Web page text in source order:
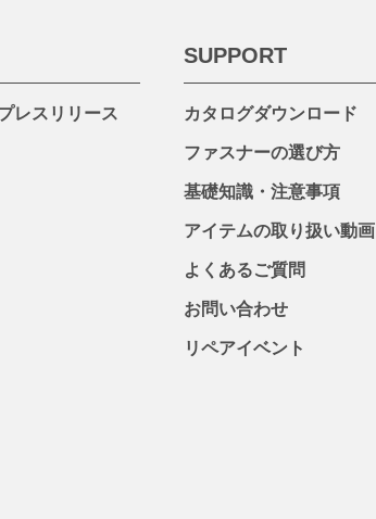
レスリリース
SUPPORT
カタログダウンロード
ファスナーの選び方
基礎知識・注意事項
アイテムの取り扱い動画
よくあるご質問
お問い合わせ
リペアイベント